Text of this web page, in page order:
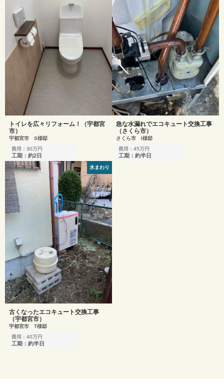
トイレを広々リフォーム！（宇都宮
市）
宇都宮市 S様邸
費用：30万円
工期：約2日
急な水漏れでエコキュート交換工事
（さくら市）
さくら市 I様邸
費用：45万円
工期：約半日
水まわり
古くなったエコキュート交換工事
（宇都宮市）
宇都宮市 T様邸
費用：40万円
工期：約半日